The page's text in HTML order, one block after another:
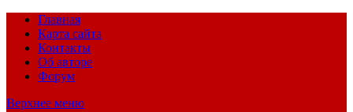
Главная
Карта сайта
Контакты
Об авторе
Форум
Верхнее меню